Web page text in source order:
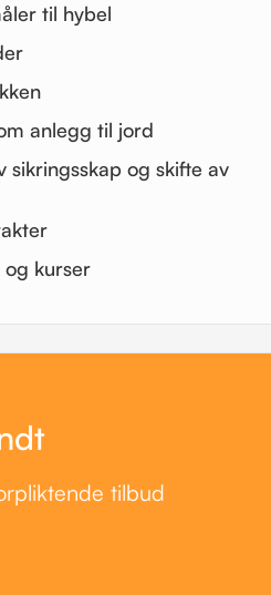
til hybel
anlegg til jord
sikringsskap og skifte av
og kurser
tilbud